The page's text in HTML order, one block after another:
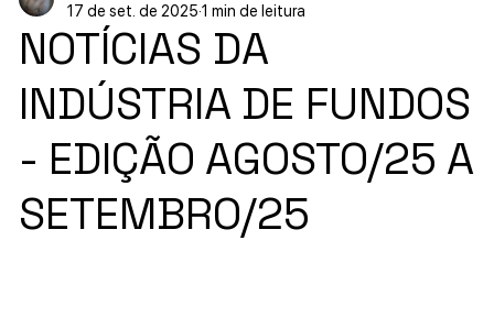
NOTÍCIAS DA
INDÚSTRIA DE FUNDOS
- EDIÇÃO AGOSTO/25 A
SETEMBRO/25
17 de set. de 2025 1 min de leitura